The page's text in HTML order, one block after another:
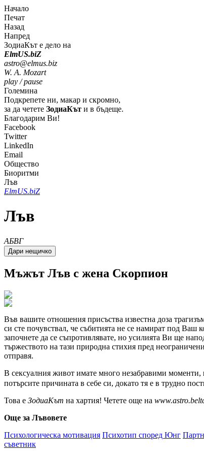
Начало
Печат
Назад
Напред
ЗодиаКът е дело на
ElmUS.biZ
astro@elmus.biz
W. A. Mozart
play / pause
Големина
Подкрепете ни, макар и скромно,
за да четете ЗодиаКът и в бъдеще.
Благодарим Ви!
Facebook
Twitter
LinkedIn
Email
Общество
Биоритми
Лъв
ElmUS.biZ
Лъв
AБВГ
Мъжът Лъв с жена Скорпион
Във вашите отношения присъства известна доза
си сте почувствал, че събитията не се намират под Ваш
започнете да се съпротивлявате, но усилията Ви ще
тържеството на тази природна стихия пред
отправя.
В сексуалния живот имате много незабравими моменти,
потърсите причината в себе си, докато тя е в трудно
Това е ЗодиаКът на хартия! Четете още на
Още за Лъвовете
Психологическа мотивация Психотип според Юнг
съветник